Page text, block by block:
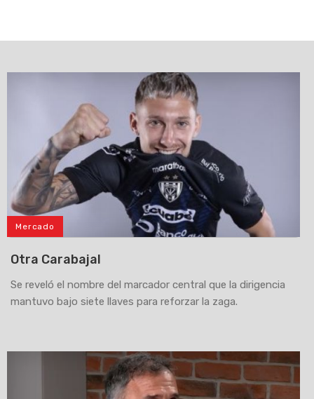
Mercado
Otra Carabajal
Se reveló el nombre del marcador central que la dirigencia
mantuvo bajo siete llaves para reforzar la zaga.